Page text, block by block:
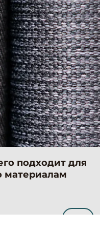
подходит для
материалам